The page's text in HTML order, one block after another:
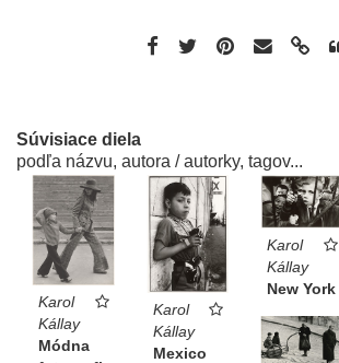
Súvisiace diela
podľa názvu, autora / autorky, tagov...
Karol
Kállay
Módna
Karol
Kállay
Mexico
Karol
Kállay
New York